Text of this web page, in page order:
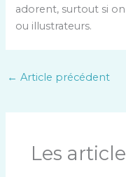
adorent, surtout si
ou illustrateurs.
← Article précédent
Les